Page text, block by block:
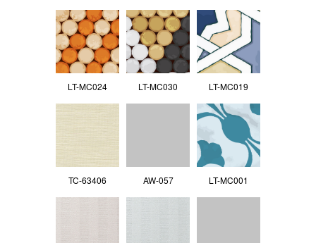
LT-MC024 LT-MC030 LT-MC019
TC-63406 AW-057 LT-MC001